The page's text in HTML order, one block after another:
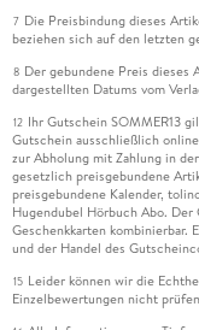
7 Die Preisbindung dieses
beziehen sich auf den letzten
8 Der gebundene Preis dieses
dargestellten Datums vom
12 Ihr Gutschein SOMMER13
Gutschein ausschließlich
zur Abholung mit Zahlung in
gesetzlich preisgebundene
preisgebundene Kalender,
Hugendubel Hörbuch Abo.
Geschenkkarten kombinierbar.
und der Handel des
15 Leider können wir die
Einzelbewertungen nicht